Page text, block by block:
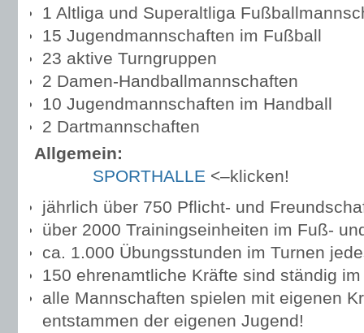
1 Altliga und Superaltliga
15 Jugendmannschaften im Fußball
23 aktive Turngruppen
2 Damen-Handballmannschaften
10 Jugendmannschaften im Handball
2 Dartmannschaften
SPORTHALLE <–klicken!
jährlich über 750 Pflicht- und
über 2000 Trainingseinheiten im Fuß-
ca. 1.000 Übungsstunden im Turnen
150 ehrenamtliche Kräfte sind ständig
alle Mannschaften spielen mit eigenen
entstammen der eigenen Jugend!